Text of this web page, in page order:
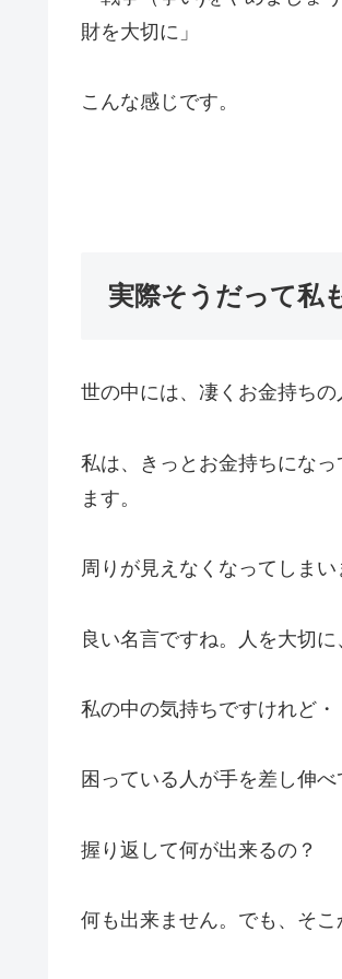
財を大切に」
こんな感じです。
実際そうだって私
世の中には、凄くお金持ちの
私は、きっとお金持ちにな
ます。
周りが見えなくなってしまい
良い名言ですね。人を大切
私の中の気持ちですけれど・
困っている人が手を差し伸
握り返して何が出来るの？
何も出来ません。でも、そこ